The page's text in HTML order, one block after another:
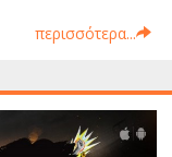
περισσότερα...